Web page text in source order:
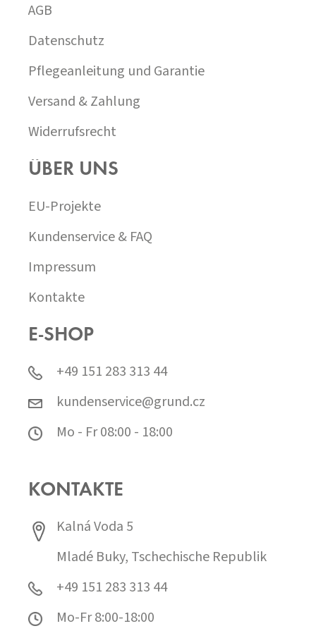
AGB
Datenschutz
Pflegeanleitung und Garantie
Versand & Zahlung
Widerrufsrecht
ÜBER UNS
EU-Projekte
Kundenservice & FAQ
Impressum
Kontakte
E-SHOP
+49 151 283 313 44
kundenservice@grund.cz
Mo - Fr 08:00 - 18:00
KONTAKTE
Kalná Voda 5
Mladé Buky, Tschechische Republik
+49 151 283 313 44
Mo-Fr 8:00-18:00